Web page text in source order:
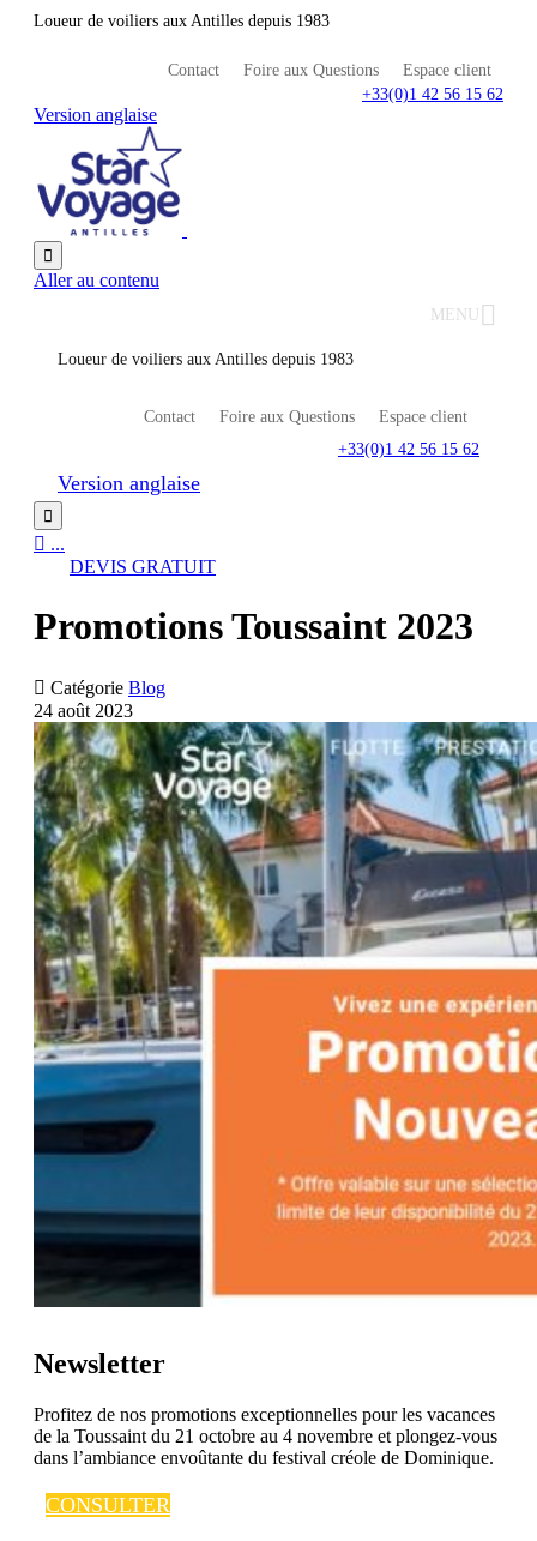
Loueur de voiliers aux Antilles depuis 1983
Contact Foire aux Questions
Espace client
+33(0)1 42 56 15 62
Version anglaise

Aller au contenu
MENU
Loueur de voiliers aux Antilles depuis 1983
Contact Foire aux Questions
Espace client
+33(0)1 42 56 15 62
Version anglaise

 ...
DEVIS GRATUIT
Promotions Toussaint 2023
 Catégorie Blog
24 août 2023
Newsletter
Profitez de nos promotions exceptionnelles pour les vacances
de la Toussaint du 21 octobre au 4 novembre et plongez-vous
dans l’ambiance envoûtante du festival créole de Dominique.
CONSULTER